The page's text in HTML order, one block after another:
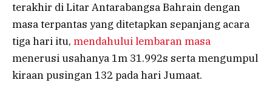
terakhir di Litar Antarabangsa Bahrain dengan
masa terpantas yang ditetapkan sepanjang acara
tiga hari itu, mendahului lembaran masa
menerusi usahanya 1m 31.992s serta mengumpul
kiraan pusingan 132 pada hari Jumaat.